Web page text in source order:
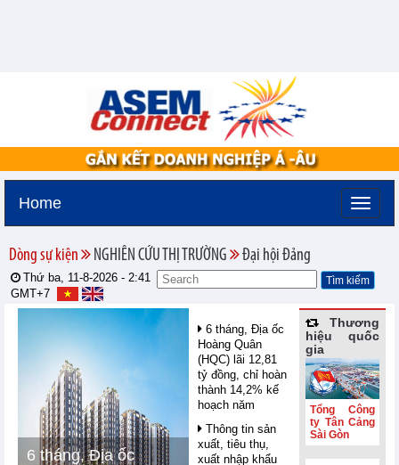
Home
Dòng sự kiện NGHIÊN CỨU THỊ TRƯỜNG Đại hội Đảng
Thứ ba, 11-8-2026 - 2:41
GMT+7
6 tháng, Địa ốc
6 tháng, Địa ốc
Hoàng Quân
(HQC) lãi 12,81
tỷ đồng, chỉ hoàn
thành 14,2% kế
hoạch năm
Thông tin sản
xuất, tiêu thụ,
xuất nhập khẩu
Thương
hiệu quốc
gia
Tổng Công
ty Tân Cảng
Sài Gòn